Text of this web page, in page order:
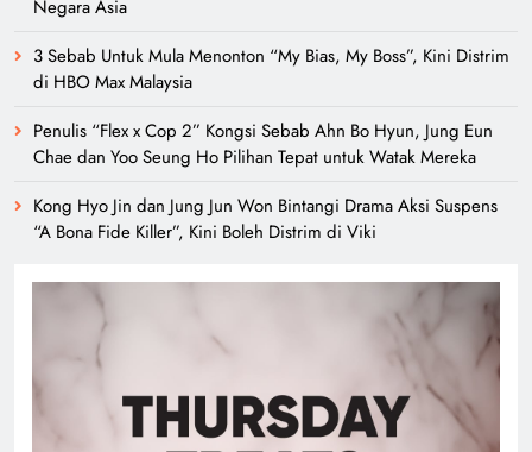
Negara Asia
3 Sebab Untuk Mula Menonton “My Bias, My Boss”, Kini Distrim
di HBO Max Malaysia
Penulis “Flex x Cop 2” Kongsi Sebab Ahn Bo Hyun, Jung Eun
Chae dan Yoo Seung Ho Pilihan Tepat untuk Watak Mereka
Kong Hyo Jin dan Jung Jun Won Bintangi Drama Aksi Suspens
“A Bona Fide Killer”, Kini Boleh Distrim di Viki